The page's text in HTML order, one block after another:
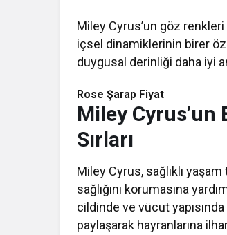
Miley Cyrus’un göz
içsel dinamiklerinin birer
duygusal derinliği daha iyi
Rose Şarap Fiyat
Miley Cyrus’un
Sırları
Miley Cyrus, sağlıklı
sağlığını korumasına
cildinde ve vücut
paylaşarak hayranlarına